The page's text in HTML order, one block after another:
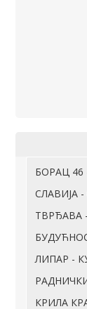
БОРАЦ 46
СЛАВИЈА
ТВРЂАВА
ЛИПАР -
КРИЛА